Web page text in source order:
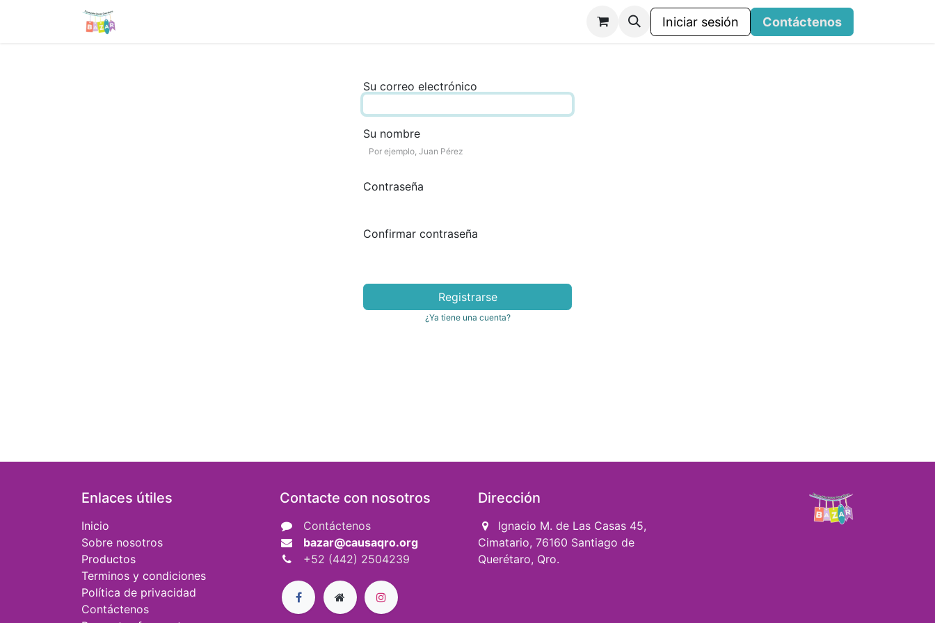
Iniciar sesión Contáctenos
Su correo electrónico
Su nombre
Contraseña
Confirmar contraseña
Registrarse
¿Ya tiene una cuenta?
Enlaces útiles
Inicio
Sobre nosotros
Productos
Terminos y condiciones
Política de privacidad
Contáctenos
Contacte con nosotros
Contáctenos
bazar@causaqro.org
+52 (442) 2504239
Dirección
Ignacio M. de Las Casas 45,
Cimatario, 76160 Santiago de
Querétaro, Qro.